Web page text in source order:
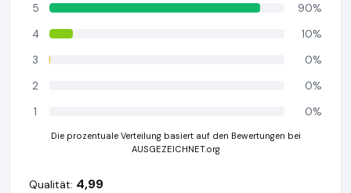
5
90%
4
10%
3
0%
2
0%
1
0%
Die prozentuale Verteilung basiert auf den Bewertungen bei
AUSGEZEICHNET.org
Qualität: 4,99